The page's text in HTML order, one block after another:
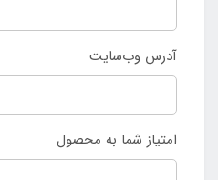
آدرس وب‌سایت
امتیاز شما به محصول